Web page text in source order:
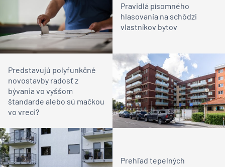
Pravidlá písomného
hlasovania na schôdzi
vlastníkov bytov
Predstavujú polyfunkčné
novostavby radosť z
bývania vo vyššom
štandarde alebo sú mačkou
vo vreci?
Prehľad tepelných